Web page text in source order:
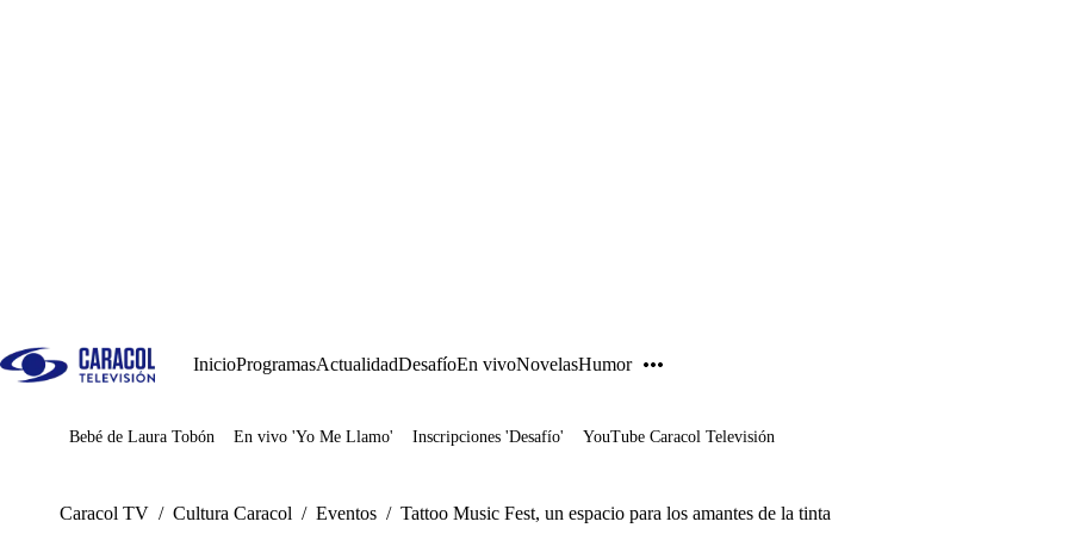
InicioProgramasActualidadDesafíoEn vivoNovelasHumor
Juegos
Bebé de Laura Tobón En vivo 'Yo Me Llamo' Inscripciones 'Desafío' YouTube Caracol Televisión
Caracol TV / Cultura Caracol / Eventos / Tattoo Music Fest, un espacio para los amantes de la tinta